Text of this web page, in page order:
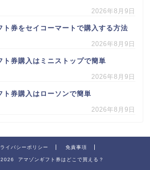
2026年8月9日
ト券をセイコーマートで購入する方法
2026年8月9日
ト券購入はミニストップで簡単
2026年8月9日
ト券購入はローソンで簡単
2026年8月9日
イバシーポリシー 免責事項
アマゾンギフト券はどこで買える？